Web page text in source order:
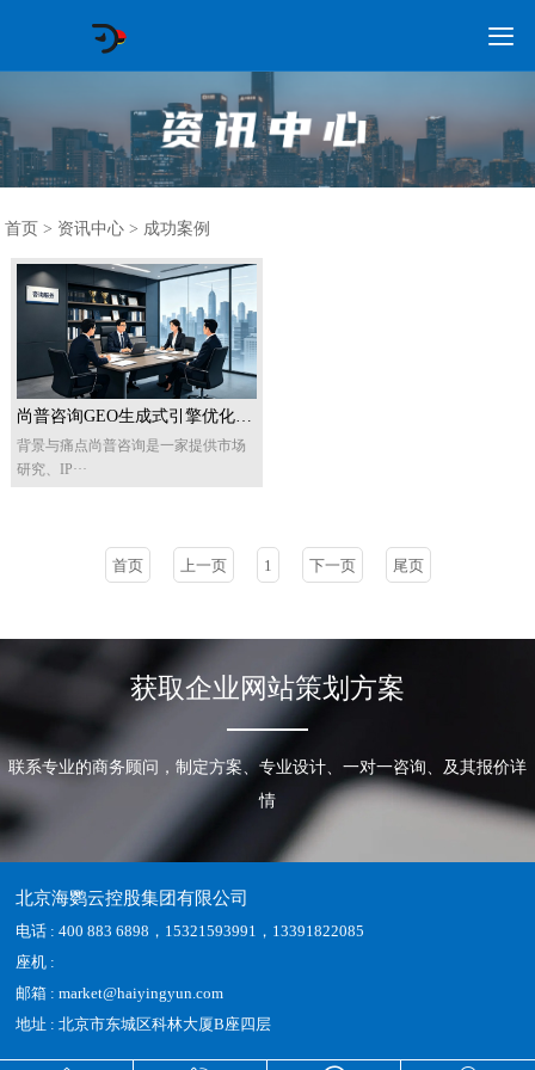

首页
GEO常见问题
GEO优化
海外GEO
网络营销
企业培训
软件开发
政策申报
资讯中心
关于我们
首页 > 资讯中心 > 成功案例
尚普咨询GEO生成式引擎优化成功案例：让AI主动推荐你的品牌
背景与痛点尚普咨询是一家提供市场
研究、IP···
首页 上一页 1 下一页 尾页
获取企业网站策划方案
联系专业的商务顾问，制定方案、专业设计、一对一咨询、及其报价详
情
北京海鹦云控股集团有限公司
电话 : 400 883 6898，15321593991，13391822085
座机 :
邮箱 : market@haiyingyun.com
地址 : 北京市东城区科林大厦B座四层